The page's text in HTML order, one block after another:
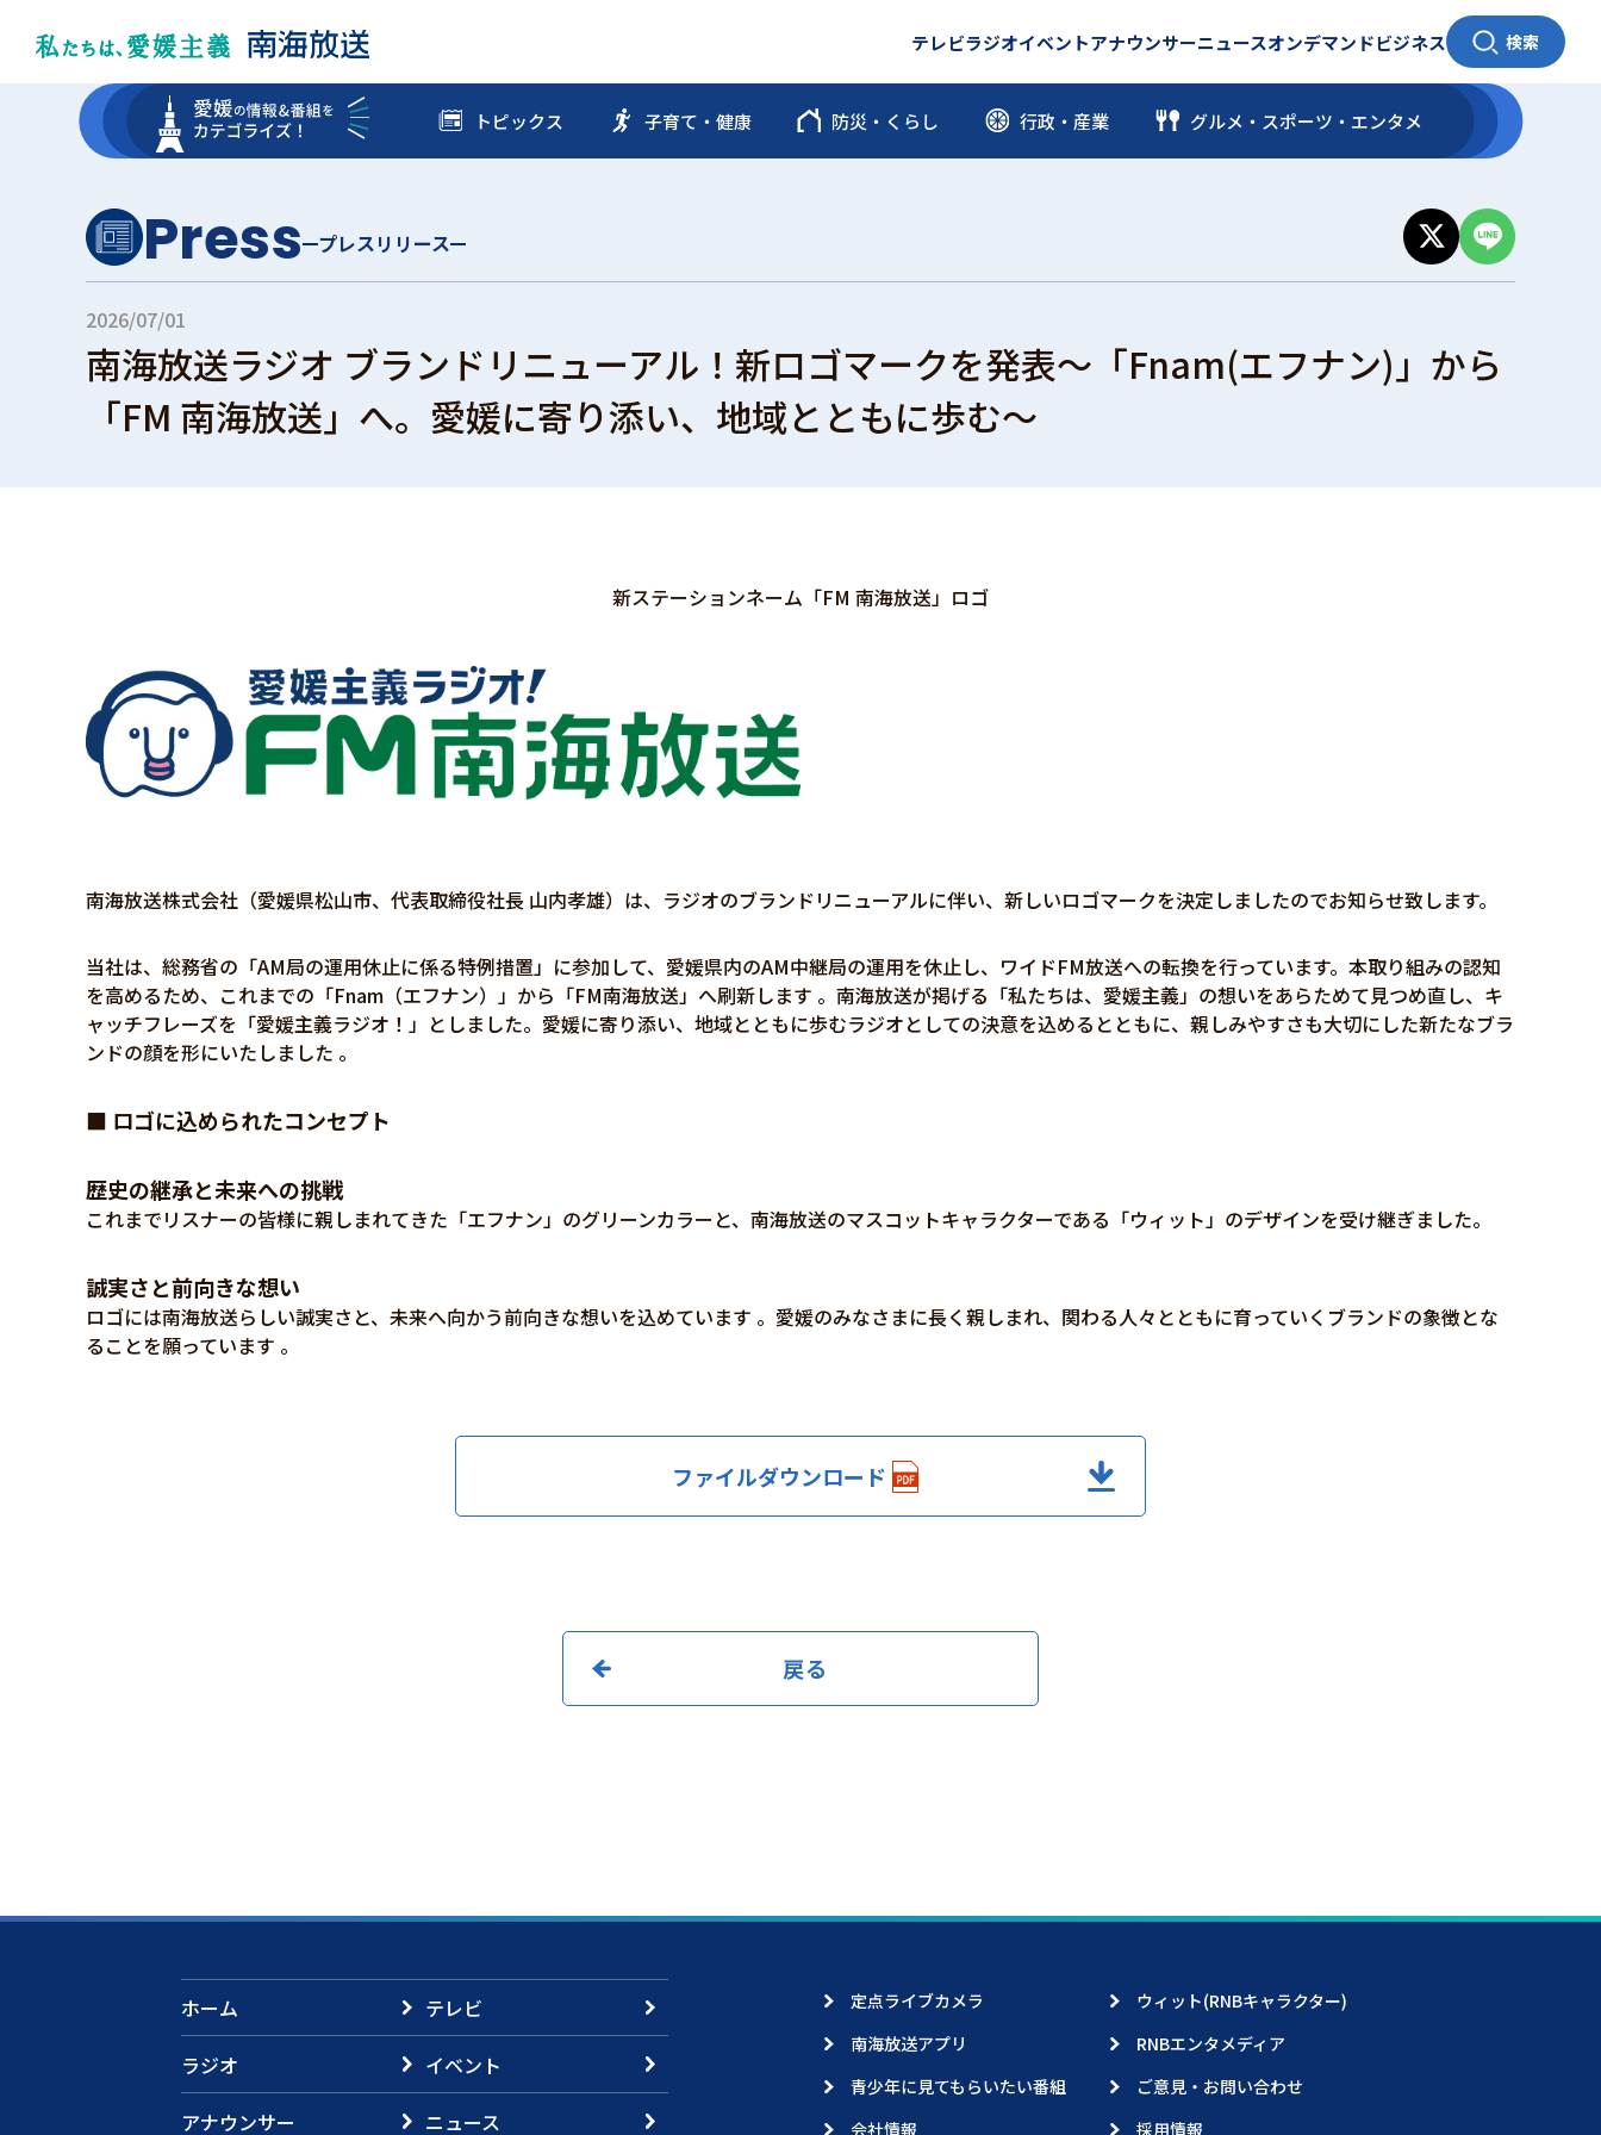
テレビラジオイベントアナウンサーニュースオンデマンドビジネス 検索
トピックス 子育て・健康 防災・くらし 行政・産業 グルメ・スポーツ ・ エンタメ
Press プレスリリース
2026/07/01
南海放送ラジオ ブランドリニューアル！新ロゴマークを発表～「Fnam(エフナン)」から
「FM 南海放送」へ。愛媛に寄り添い、地域とともに歩む～
新ステーションネーム「FM 南海放送」ロゴ
南海放送株式会社（愛媛県松山市、代表取締役社長 山内孝雄）は、ラジオのブランドリニューアルに伴い、新しいロゴマークを決定しましたのでお知らせ致します。
当社は、総務省の「AM局の運用休止に係る特例措置」に参加して、愛媛県内のAM中継局の運用を休止し、ワイドFM放送への転換を行っています。本取り組みの認知
を高めるため、これまでの「Fnam（エフナン）」から「FM南海放送」へ刷新します 。南海放送が掲げる「私たちは、愛媛主義」の想いをあらためて見つめ直し、キ
ャッチフレーズを「愛媛主義ラジオ！」としました。愛媛に寄り添い、地域とともに歩むラジオとしての決意を込めるとともに、親しみやすさも大切にした新たなブラ
ンドの顔を形にいたしました 。
■ ロゴに込められたコンセプト
歴史の継承と未来への挑戦
これまでリスナーの皆様に親しまれてきた「エフナン」のグリーンカラーと、南海放送のマスコットキャラクターである「ウィット」のデザインを受け継ぎました。
誠実さと前向きな想い
ロゴには南海放送らしい誠実さと、未来へ向かう前向きな想いを込めています 。愛媛のみなさまに長く親しまれ、関わる人々とともに育っていくブランドの象徴とな
ることを願っています 。
ファイルダウンロード
戻る
ホーム
テレビ
ラジオ
イベント
アナウンサー
ニュース
定点ライブカメラ
ウィット(RNBキャラクター)
南海放送アプリ
RNBエンタメディア
青少年に見てもらいたい番組
ご意見・お問い合わせ
会社情報
採用情報